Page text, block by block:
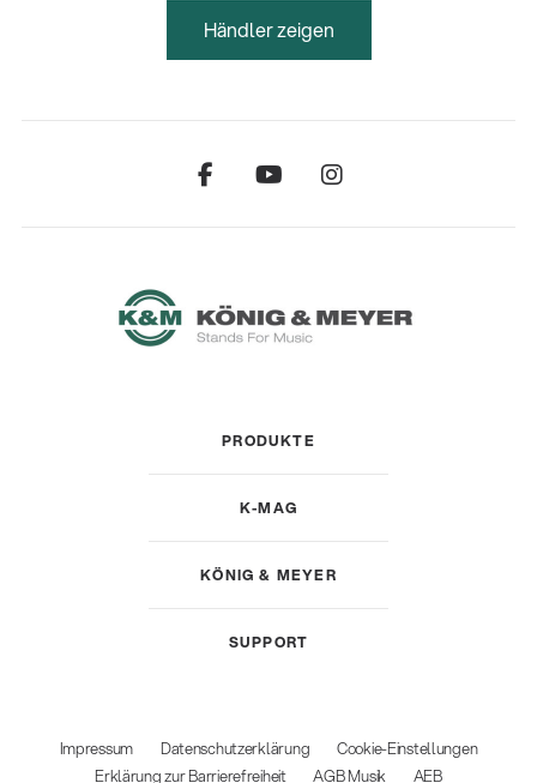
Händler zeigen
PRODUKTE
K-MAG
KÖNIG & MEYER
SUPPORT
Impressum Datenschutzerklärung
Cookie-Einstellungen
Erklärung zur Barrierefreiheit
AGB Musik AEB